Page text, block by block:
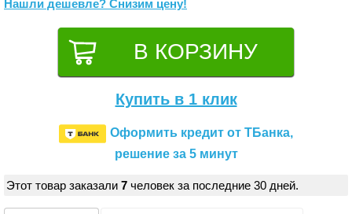
Нашли дешевле? Снизим цену!
Купить в 1 клик
Оформить кредит от ТБанка,
решение за 5 минут
Этот товар заказали 7 человек за последние 30 дней.